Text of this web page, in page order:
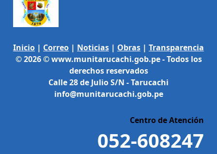
Inicio | Correo | Noticias | Obras | Transparencia
© 2026 © www.munitarucachi.gob.pe - Todos los
derechos reservados
Calle 28 de Julio S/N - Tarucachi
info@munitarucachi.gob.pe
Centro de Atención
052-608247